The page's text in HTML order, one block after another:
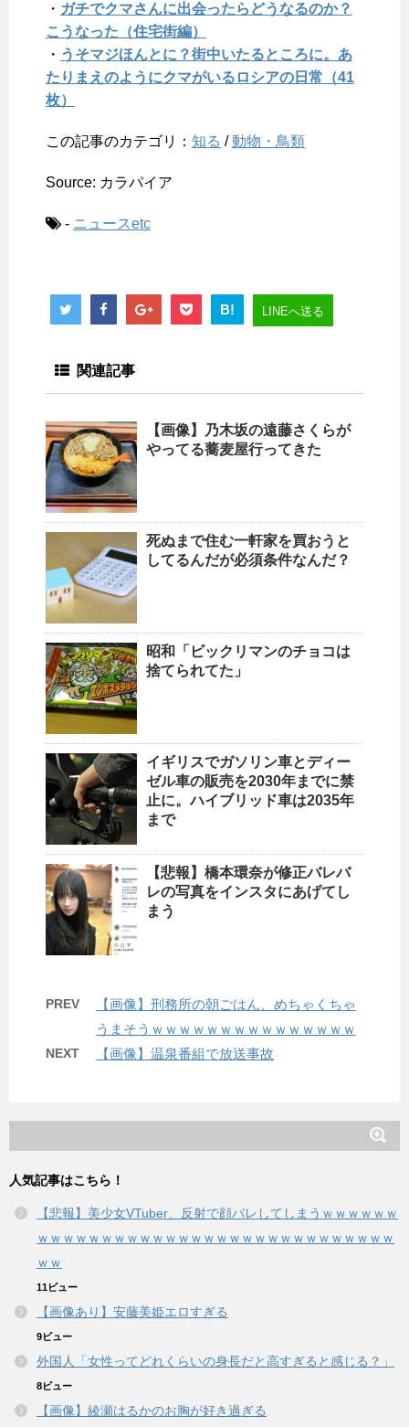
・ ガチでクマさんに出会ったらどうなるのか？
こうなった（住宅街編）
・ うそマジほんとに？街中いたるところに。あ
たりまえのようにクマがいるロシアの日常（41
枚）
この記事のカテゴリ： 知る /動物・鳥類
Source: カラパイア
- ニュースetc
B! LINEへ送る
関連記事
【画像】乃木坂の遠藤さくらが
やってる蕎麦屋行ってきた
死ぬまで住む一軒家を買おうと
してるんだが必須条件なんだ？
昭和「ビックリマンのチョコは
捨てられてた」
イギリスでガソリン車とディー
ゼル車の販売を2030年までに禁
止に。ハイブリッド車は2035年
まで
【悲報】橋本環奈が修正バレバ
レの写真をインスタにあげてし
まう
PREV
【画像】刑務所の朝ごはん、めちゃくちゃ
うまそうｗｗｗｗｗｗｗｗｗｗｗｗｗｗｗ
NEXT 【画像】温泉番組で放送事故
人気記事はこちら！
【悲報】美少女VTuber、反射で顔バレしてしまうｗｗｗｗｗｗ
ｗｗｗｗｗｗｗｗｗｗｗｗｗｗｗｗｗｗｗｗｗｗｗｗｗｗｗｗ
ｗｗ
11ビュー
【画像あり】安藤美姫エロすぎる
9ビュー
外国人「女性ってどれくらいの身長だと高すぎると感じる？」
8ビュー
【画像】綾瀬はるかのお胸が好き過ぎる